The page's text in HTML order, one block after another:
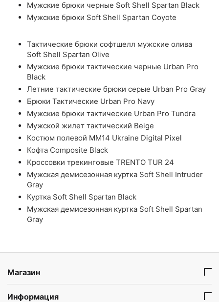
Мужские брюки черные Soft Shell Spartan Black
Мужские брюки Soft Shell Spartan Coyote
Тактические брюки софтшелл мужские олива
Soft Shell Spartan Olive
Мужские брюки тактические черные Urban Pro
Black
Летние тактические брюки серые Urban Pro Gray
Брюки Тактические Urban Pro Navy
Мужские брюки тактические Urban Pro Tundra
Мужской жилет тактический Beige
Костюм полевой ММ14 Ukraine Digital Pixel
Кофта Composite Black
Кроссовки трекинговые TRENTO TUR 24
Мужская демисезонная куртка Soft Shell Intruder
Gray
Куртка Soft Shell Spartan Black
Мужская демисезонная куртка Soft Shell Spartan
Gray
Магазин
Информация